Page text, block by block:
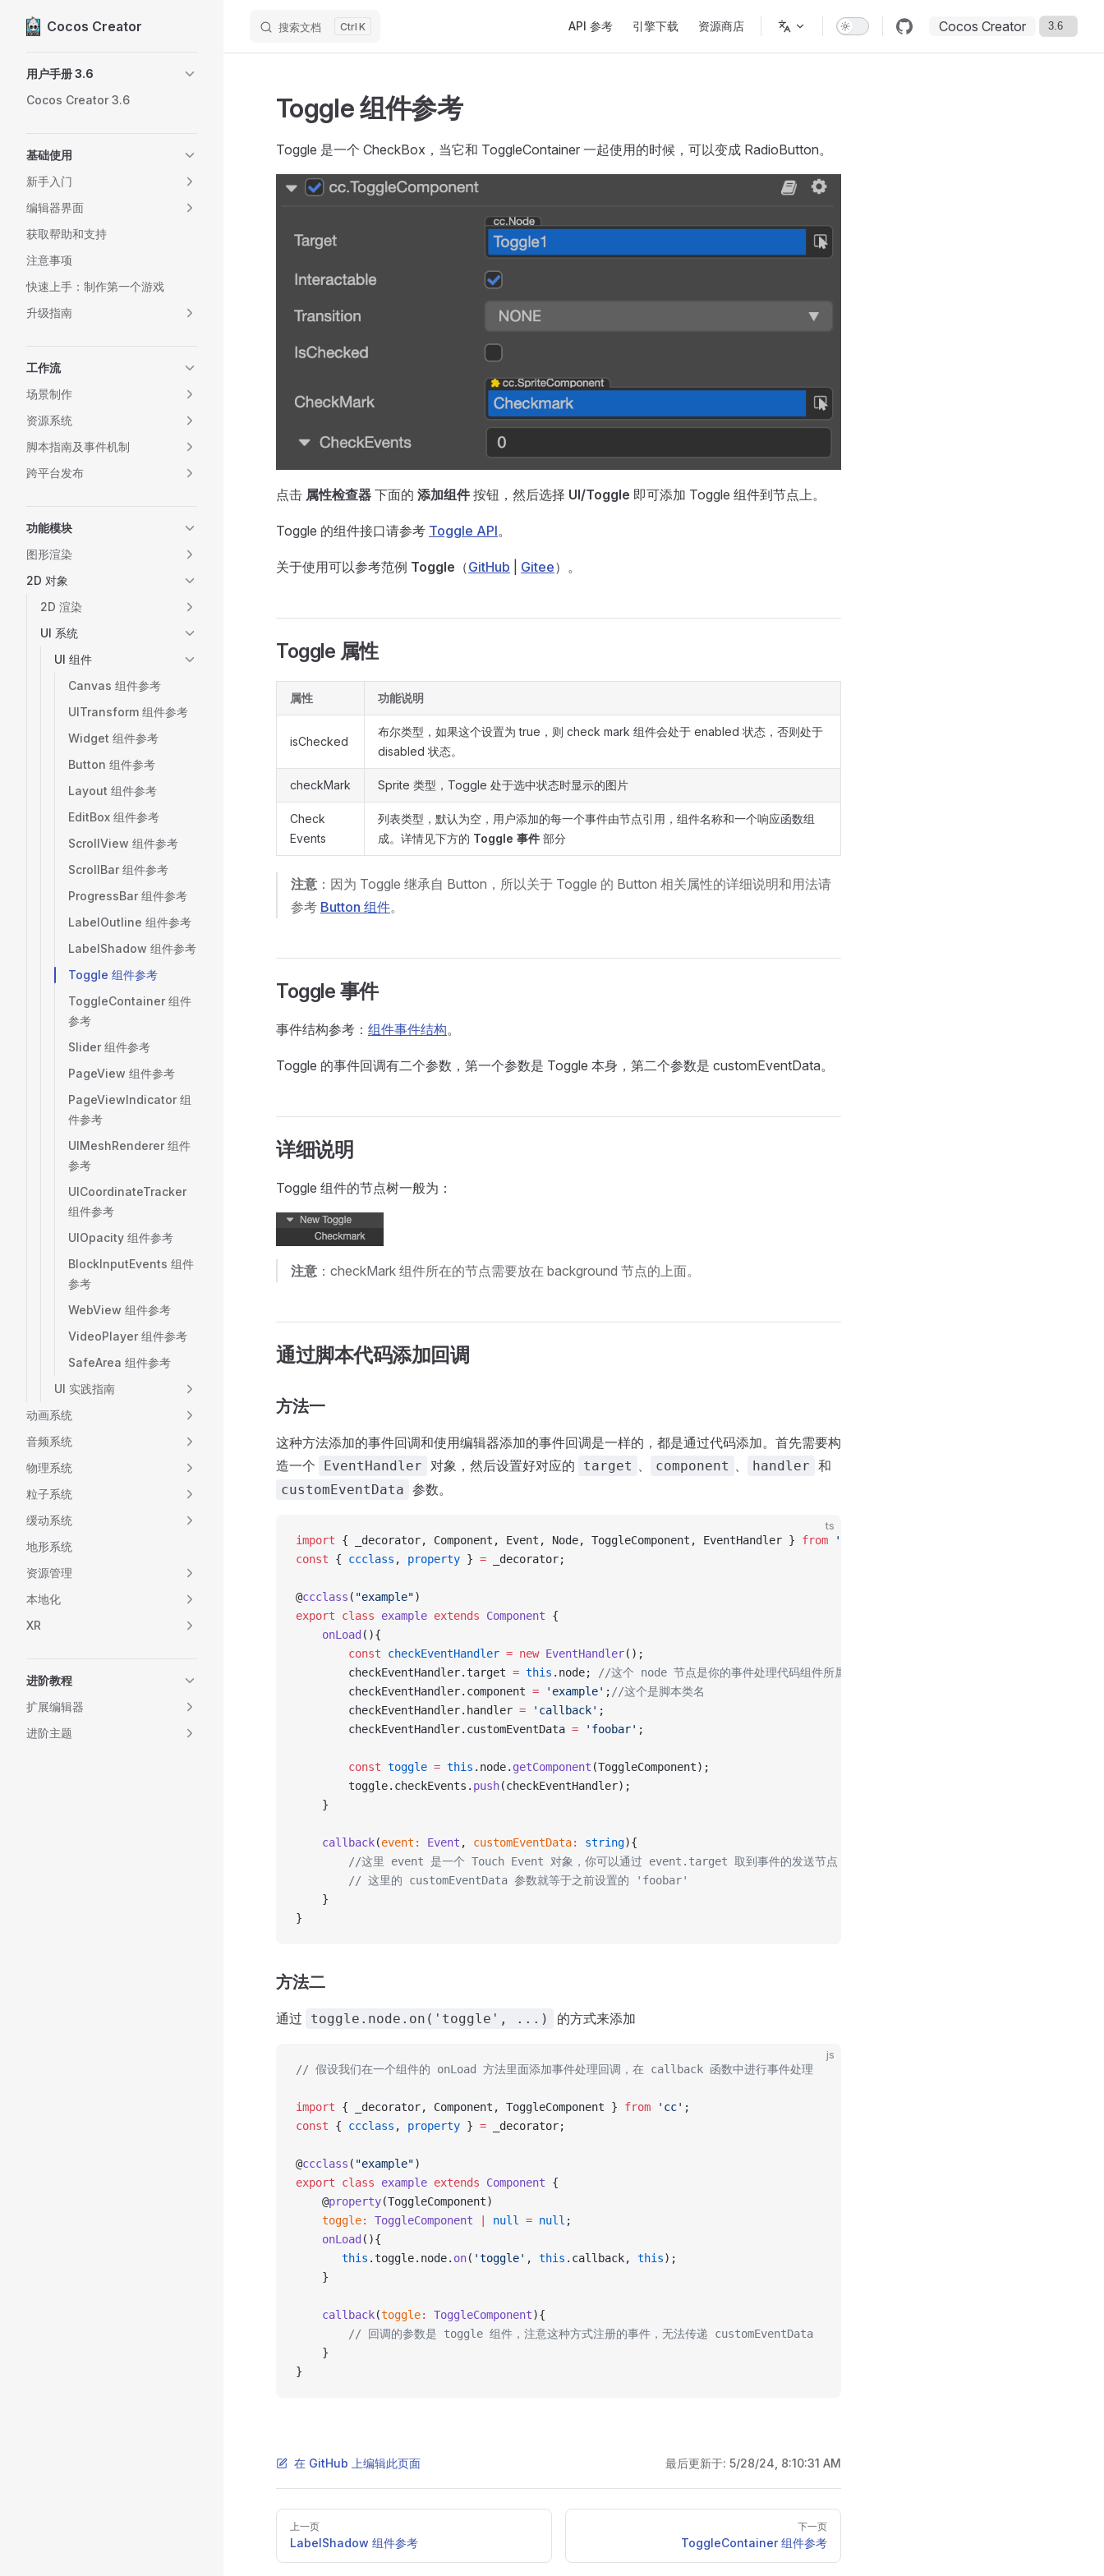
Skip to content
Cocos Creator 搜索文档 K API 参考 引擎下载 资源商店 Cocos Creator
用户手册 3.6
Cocos Creator 3.6
基础使用
新手入门
编辑器界面
获取帮助和支持
注意事项
快速上手：制作第一个游戏
升级指南
工作流
场景制作
资源系统
脚本指南及事件机制
跨平台发布
功能模块
图形渲染
2D 对象
2D 渲染
UI 系统
UI 组件
Canvas 组件参考
UITransform 组件参考
Widget 组件参考
Button 组件参考
Layout 组件参考
EditBox 组件参考
ScrollView 组件参考
ScrollBar 组件参考
ProgressBar 组件参考
LabelOutline 组件参考
LabelShadow 组件参考
Toggle 组件参考
ToggleContainer 组件
参考
Slider 组件参考
PageView 组件参考
PageViewIndicator 组
件参考
UIMeshRenderer 组件
参考
UICoordinateTracker
组件参考
UIOpacity 组件参考
BlockInputEvents 组件
参考
WebView 组件参考
VideoPlayer 组件参考
SafeArea 组件参考
UI 实践指南
动画系统
音频系统
物理系统
粒子系统
缓动系统
地形系统
资源管理
本地化
XR
进阶教程
扩展编辑器
进阶主题
Toggle 组件参考
Toggle 是一个 CheckBox，当它和 ToggleContainer 一起使用的时候，可以变成 RadioButton。
点击 属性检查器 下面的 添加组件按钮，然后选择 UI/Toggle 即可添加 Toggle 组件到节点上。
Toggle 的组件接口请参考 Toggle API。
关于使用可以参考范例 Toggle （GitHub Gitee）。
Toggle 属性
属性 功能说明
isChecked
布尔类型，如果这个设置为 true，则 check mark 组件会处于 enabled 状态，否则处于
disabled 状态。
checkMark Sprite 类型，Toggle 处于选中状态时显示的图片
Check
Events
列表类型，默认为空，用户添加的每一个事件由节点引用，组件名称和一个响应函数组
成。详情见下方的 Toggle 事件 部分
注意 ：因为 Toggle 继承自 Button，所以关于 Toggle 的 Button 相关属性的详细说明和用法请
参考 Button 组件。
Toggle 事件
事件结构参考： 组件事件结构。
Toggle 的事件回调有二个参数，第一个参数是 Toggle 本身，第二个参数是 customEventData。
详细说明
Toggle 组件的节点树一般为：
注意 ：checkMark 组件所在的节点需要放在 background 节点的上面。
通过脚本代码添加回调
方法一
这种方法添加的事件回调和使用编辑器添加的事件回调是一样的，都是通过代码添加。首先需要构
造一个
EventHandler 对象，然后设置好对应的 target component handler 和
customEventData 参数。
ts
import { _decorator, Component, Event, Node, ToggleComponent, EventHandler } from 'cc'
const { ccclass , property } = _decorator;
@ccclass ( "example")
export class example extends Component {
    onLoad
(){
        const
checkEventHandler = new EventHandler();
        checkEventHandler.target
= this .node;
//这个 node 节点是你的事件处理代码组件所属的节点
        checkEventHandler.component
= 'example' ; //这个是脚本类名
        checkEventHandler.handler
= 'callback' ;
        checkEventHandler.customEventData
= 'foobar' ;
        const
toggle = this .node. getComponent (ToggleComponent);
        toggle.checkEvents.
push(checkEventHandler);
    }
    callback
(event : Event , customEventData: string){
        //这里 event 是一个 Touch Event 对象，你可以通过 event.target 取到事件的发送节点
        // 这里的 customEventData 参数就等于之前设置的 'foobar'
    }
}
方法二
通过 toggle.node.on('toggle', ...) 的方式来添加
js
// 假设我们在一个组件的 onLoad 方法里面添加事件处理回调，在 callback 函数中进行事件处理
import { _decorator, Component, ToggleComponent } from 'cc' ;
const { ccclass , property } = _decorator;
@ccclass ( "example")
export class example extends Component {
    @
property(ToggleComponent)
    toggle
: ToggleComponent null = null ;
    onLoad
(){
       this
.toggle.node. on( 'toggle' , this .callback, this);
    }
    callback
(toggle: ToggleComponent){
        // 回调的参数是 toggle 组件，注意这种方式注册的事件，无法传递 customEventData
    }
}
在 GitHub 上编辑此页面 最后更新于: 5/28/24, 8:10:31 AM
Pager上一页
LabelShadow 组件参考
下一页
ToggleContainer 组件参考